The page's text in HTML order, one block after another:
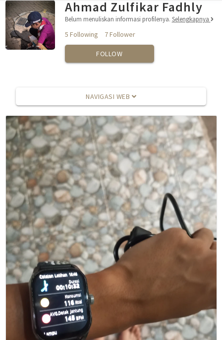
Ahmad Zulfikar Fadhly
Belum menuliskan informasi profilenya. Selengkapnya
5 Following 7 Follower
FOLLOW
NAVIGASI WEB